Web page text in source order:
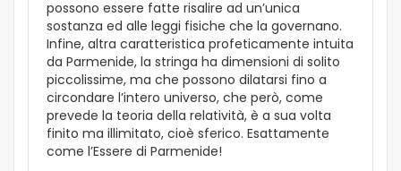
possono essere fatte risalire ad un’unica
sostanza ed alle leggi fisiche che la governano.
Infine, altra caratteristica profeticamente intuita
da Parmenide, la stringa ha dimensioni di solito
piccolissime, ma che possono dilatarsi fino a
circondare l’intero universo, che però, come
prevede la teoria della relatività, è a sua volta
finito ma illimitato, cioè sferico. Esattamente
come l’Essere di Parmenide!